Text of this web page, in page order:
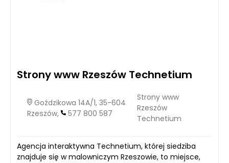
Strony www Rzeszów Technetium
Goździkowa 14A/1, 35-604
Rzeszów,
577 800 587
Strony www
Rzeszów
Technetium
Agencja interaktywna Technetium, której siedziba
znajduje się w malowniczym Rzeszowie, to miejsce,